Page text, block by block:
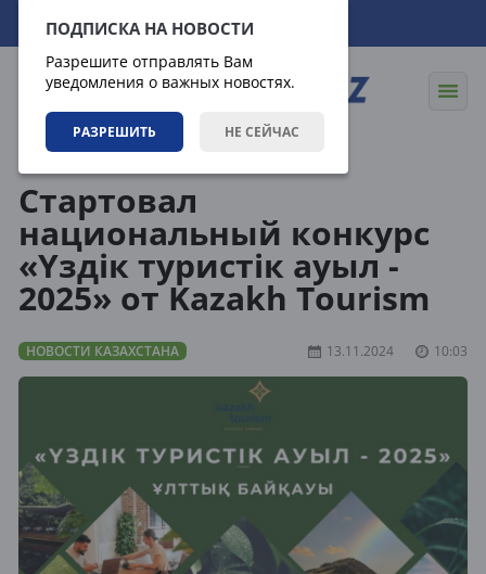
ПОДПИСКА НА НОВОСТИ
Разрешите отправлять Вам
уведомления о важных новостях.
РАЗРЕШИТЬ НЕ СЕЙЧАС
06.08.2026 12:14:18
Стартовал
национальный конкурс
«Үздік туристік ауыл -
2025» от Kazakh Tourism
НОВОСТИ КАЗАХСТАНА 13.11.2024 10:03